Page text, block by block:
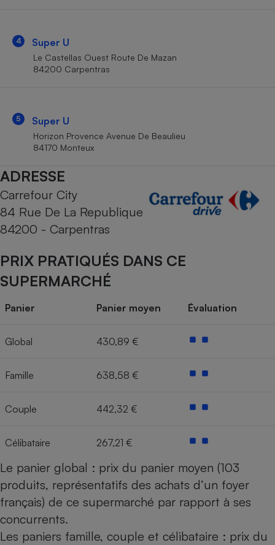
4 Super U
Le Castellas Ouest Route De Mazan
84200 Carpentras
5 Super U
Horizon Provence Avenue De Beaulieu
84170 Monteux
ADRESSE
Carrefour City
84 Rue De La Republique
84200 - Carpentras
PRIX PRATIQUÉS DANS CE
SUPERMARCHÉ
Panier Panier moyen Évaluation
Global 430,89 €
Famille 638,58 €
Couple 442,32 €
Célibataire 267,21 €
Le panier global : prix du panier moyen (103
produits, représentatifs des achats d’un foyer
français) de ce supermarché par rapport à ses
concurrents.
Les paniers famille, couple et célibataire : prix du
Cafetière à expressos